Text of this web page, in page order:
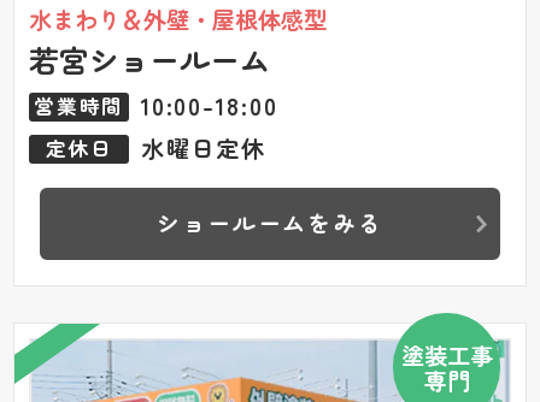
水まわり＆外壁・屋根体感型
若宮ショールーム
営業時間 10:00-18:00
定休日 水曜日定休
ショールームをみる
塗装工事
専門